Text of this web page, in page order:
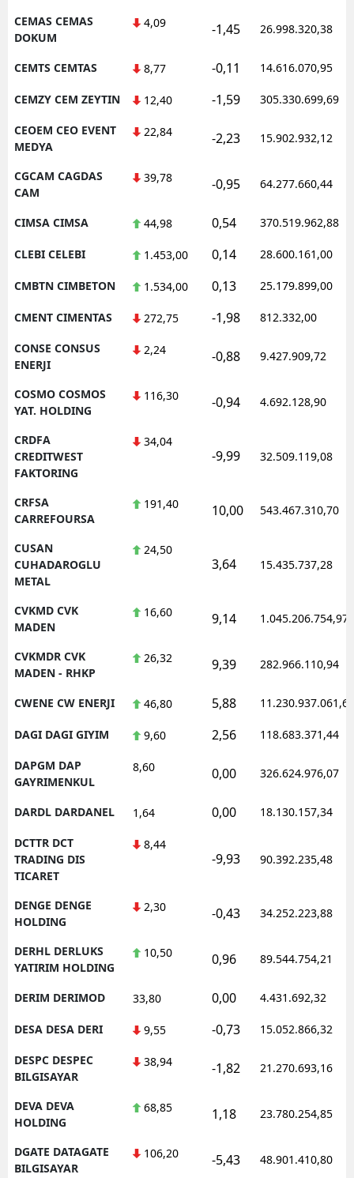
CEMAS CEMAS
DOKUM
4,09 -1,45 26.998.320,38
CEMTS CEMTAS 8,77 -0,11 14.616.070,95
CEMZY CEM ZEYTIN 12,40 -1,59 305.330.699,69
CEOEM CEO EVENT
MEDYA
22,84 -2,23 15.902.932,12
CGCAM CAGDAS
CAM
39,78 -0,95 64.277.660,44
CIMSA CIMSA 44,98 0,54 370.519.962,88
CLEBI CELEBI 1.453,00 0,14 28.600.161,00
CMBTN CIMBETON 1.534,00 0,13 25.179.899,00
CMENT CIMENTAS 272,75 -1,98 812.332,00
CONSE CONSUS
ENERJI
2,24 -0,88 9.427.909,72
COSMO COSMOS
YAT. HOLDING
116,30 -0,94 4.692.128,90
CRDFA
CREDITWEST
FAKTORING
34,04
-9,99 32.509.119,08
CRFSA
CARREFOURSA
191,40 10,00 543.467.310,70
CUSAN
CUHADAROGLU
METAL
24,50
3,64 15.435.737,28
CVKMD CVK
MADEN
16,60 9,14 1.045.206.754,97
CVKMDR CVK
MADEN - RHKP
26,32 9,39 282.966.110,94
CWENE CW ENERJI 46,80 5,88 11.230.937.061,62
DAGI DAGI GIYIM 9,60 2,56 118.683.371,44
DAPGM DAP
GAYRIMENKUL
8,60 0,00 326.624.976,07
DARDL DARDANEL 1,64 0,00 18.130.157,34
DCTTR DCT
TRADING DIS
TICARET
8,44
-9,93 90.392.235,48
DENGE DENGE
HOLDING
2,30 -0,43 34.252.223,88
DERHL DERLUKS
YATIRIM HOLDING
10,50 0,96 89.544.754,21
DERIM DERIMOD 33,80 0,00 4.431.692,32
DESA DESA DERI 9,55 -0,73 15.052.866,32
DESPC DESPEC
BILGISAYAR
38,94 -1,82 21.270.693,16
DEVA DEVA
HOLDING
68,85 1,18 23.780.254,85
DGATE DATAGATE
BILGISAYAR
106,20 -5,43 48.901.410,80